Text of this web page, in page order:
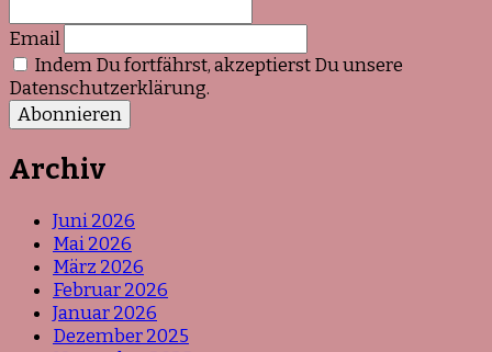
Email
Indem Du fortfährst, akzeptierst Du unsere
Datenschutzerklärung.
Archiv
Juni 2026
Mai 2026
März 2026
Februar 2026
Januar 2026
Dezember 2025